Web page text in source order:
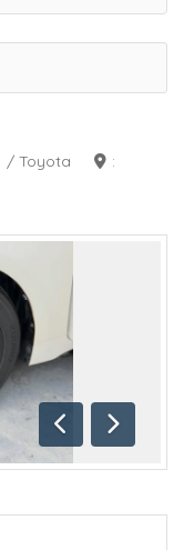
/ Toyota
:
Anterior